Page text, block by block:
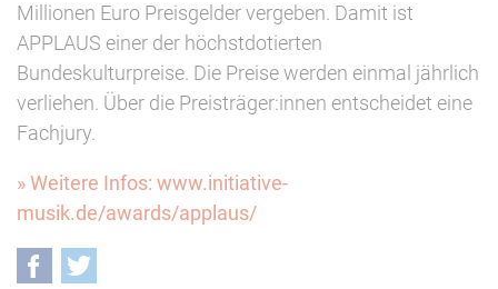
Millionen Euro Preisgelder vergeben. Damit ist
APPLAUS einer der höchstdotierten
Bundeskulturpreise. Die Preise werden einmal jährlich
verliehen. Über die Preisträger:innen entscheidet eine
Fachjury.
» Weitere Infos: www.initiative-
musik.de/awards/applaus/
Facebook